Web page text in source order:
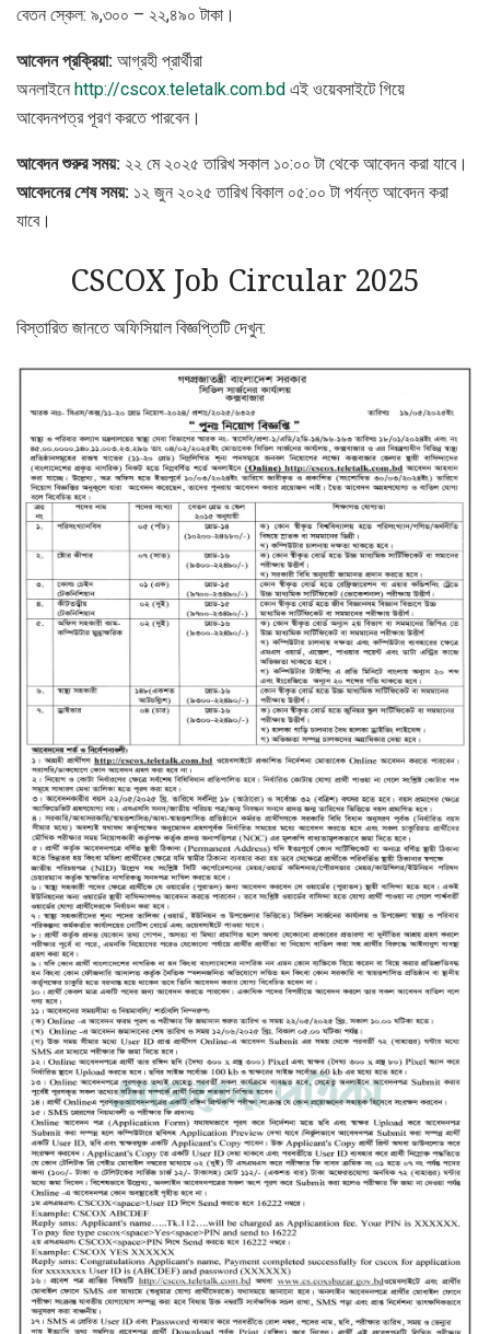
বেতন স্কেল: ৯,৩০০ – ২২,৪৯০ টাকা।
আবেদন প্রক্রিয়া: আগ্রহী প্রার্থীরা
অনলাইনে http://cscox.teletalk.com.bd এই ওয়েবসাইটে গিয়ে
আবেদনপত্র পূরণ করতে পারবেন।
আবেদন শুরুর সময়: ২২ মে ২০২৫ তারিখ সকাল ১০:০০ টা থেকে আবেদন করা যাবে।
আবেদনের শেষ সময়: ১২ জুন ২০২৫ তারিখ বিকাল ০৫:০০ টা পর্যন্ত আবেদন করা
যাবে।
CSCOX Job Circular 2025
বিস্তারিত জানতে অফিসিয়াল বিজ্ঞপ্তিটি দেখুন: